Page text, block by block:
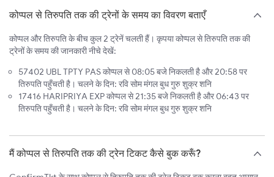
कोप्पल से तिरुपति तक की ट्रेनों के समय का विवरण बताएँ
कोप्पल और तिरुपति के बीच कुल 2 ट्रेनें चलती हैं। कृपया कोप्पल से तिरुपति तक की
ट्रेनों के समय की जानकारी नीचे देखें:
57402 UBL TPTY PAS कोप्पल से 08:05 बजे निकलती है और 20:58 पर
तिरुपति पहुँचती है। चलने के दिन: रवि सोम मंगल बुध गुरु शुक्र शनि
17416 HARIPRIYA EXP कोप्पल से 21:35 बजे निकलती है और 06:43 पर
तिरुपति पहुँचती है। चलने के दिन: रवि सोम मंगल बुध गुरु शुक्र शनि
मैं कोप्पल से तिरुपति तक की ट्रेन टिकट कैसे बुक करूँ?